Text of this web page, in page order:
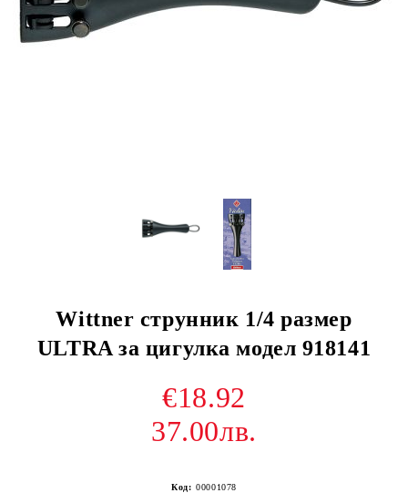
Wittner струнник 1/4 размер
ULTRA за цигулка модел 918141
€18.92
37.00лв.
Код: 00001078